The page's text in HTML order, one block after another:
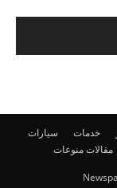
خدمات
سيارات
مقالات منوعات